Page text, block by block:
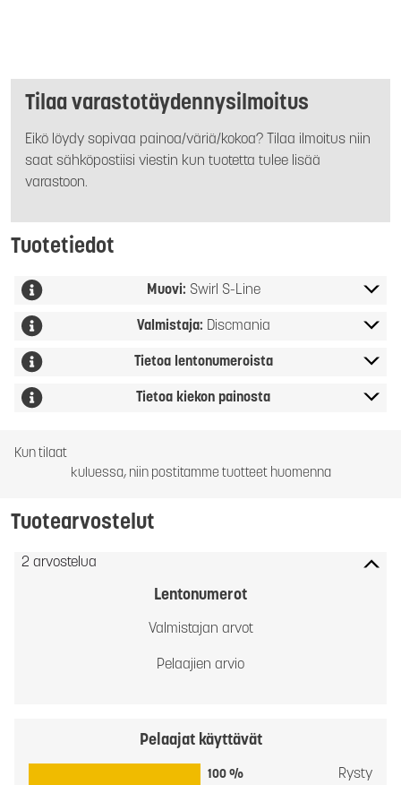
Tilaa varastotäydennysilmoitus
Eikö löydy sopivaa painoa/väriä/kokoa? Tilaa ilmoitus niin
saat sähköpostiisi viestin kun tuotetta tulee lisää
varastoon.
Tuotetiedot
Muovi: Swirl S-Line
Valmistaja: Discmania
Tietoa lentonumeroista
Tietoa kiekon painosta
Kun tilaat
kuluessa, niin postitamme tuotteet huomenna
Tuotearvostelut
2 arvostelua
Lentonumerot
Valmistajan arvot
Pelaajien arvio
Pelaajat käyttävät
100 % Rysty